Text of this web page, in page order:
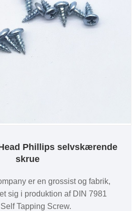
Phillips selvskærende
skrue
er en grossist og fabrik,
sig i produktion af DIN 7981
Tapping Screw.